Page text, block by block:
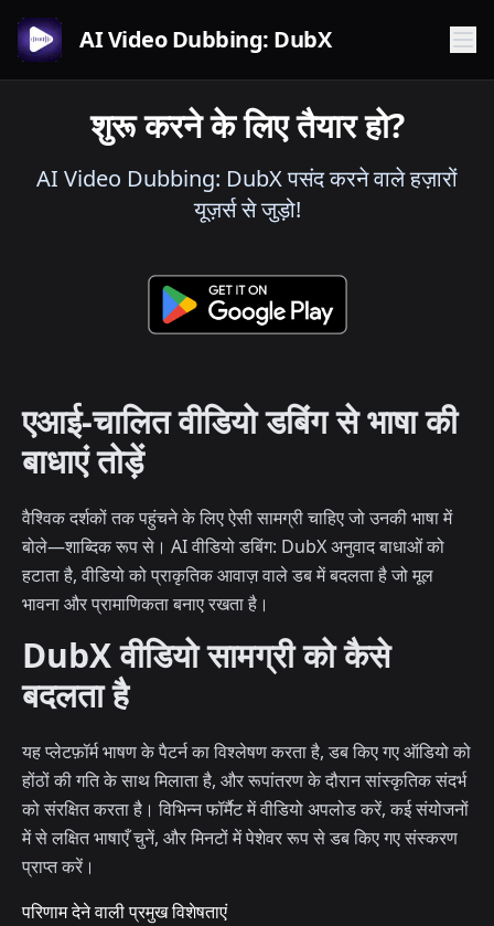
AI Video Dubbing: DubX
शुरू करने के लिए तैयार हो?
AI Video Dubbing: DubX पसंद करने वाले हज़ारों
यूज़र्स से जुड़ो!
एआई-चालित वीडियो डबिंग से भाषा की
बाधाएं तोड़ें
वैश्विक दर्शकों तक पहुंचने के लिए ऐसी सामग्री चाहिए जो उनकी भाषा में
बोले—शाब्दिक रूप से। AI वीडियो डबिंग: DubX अनुवाद बाधाओं को
हटाता है, वीडियो को प्राकृतिक आवाज़ वाले डब में बदलता है जो मूल
भावना और प्रामाणिकता बनाए रखता है।
DubX वीडियो सामग्री को कैसे
बदलता है
यह प्लेटफ़ॉर्म भाषण के पैटर्न का विश्लेषण करता है, डब किए गए ऑडियो को
होंठों की गति के साथ मिलाता है, और रूपांतरण के दौरान सांस्कृतिक संदर्भ
को संरक्षित करता है। विभिन्न फॉर्मैट में वीडियो अपलोड करें, कई संयोजनों
में से लक्षित भाषाएँ चुनें, और मिनटों में पेशेवर रूप से डब किए गए संस्करण
प्राप्त करें।
परिणाम देने वाली प्रमुख विशेषताएं